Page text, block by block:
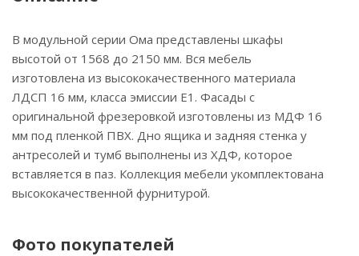
В модульной серии Ома представлены шкафы
высотой от 1568 до 2150 мм. Вся мебель
изготовлена из высококачественного материала
ЛДСП 16 мм, класса эмиссии Е1. Фасады с
оригинальной фрезеровкой изготовлены из МДФ 16
мм под пленкой ПВХ. Дно ящика и задняя стенка у
антресолей и тумб выполнены из ХДФ, которое
вставляется в паз. Коллекция мебели укомплектована
высококачественной фурнитурой.
Фото покупателей